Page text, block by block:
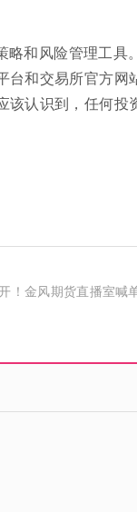
和风险管理工具
和交易所官方网
认识到，任何投
！金风期货直播室喊